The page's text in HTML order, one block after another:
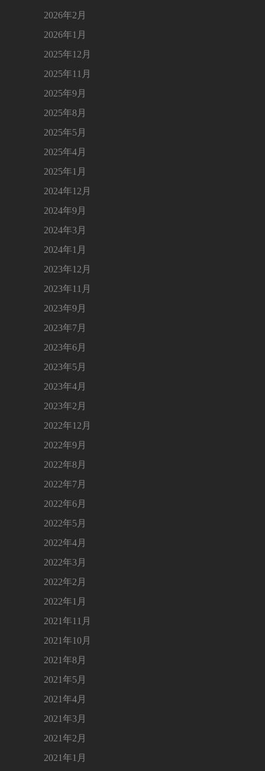
2026年2月
2026年1月
2025年12月
2025年11月
2025年9月
2025年8月
2025年5月
2025年4月
2025年1月
2024年12月
2024年9月
2024年3月
2024年1月
2023年12月
2023年11月
2023年9月
2023年7月
2023年6月
2023年5月
2023年4月
2023年2月
2022年12月
2022年9月
2022年8月
2022年7月
2022年6月
2022年5月
2022年4月
2022年3月
2022年2月
2022年1月
2021年11月
2021年10月
2021年8月
2021年5月
2021年4月
2021年3月
2021年2月
2021年1月